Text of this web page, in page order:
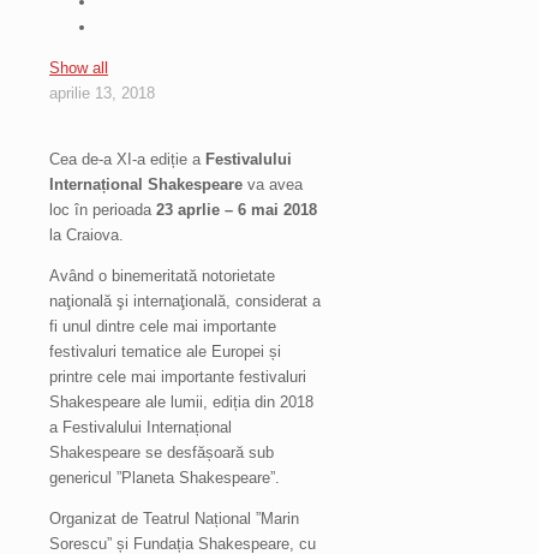
Show all
aprilie 13, 2018
Cea de-a XI-a ediție a Festivalului
Internațional Shakespeare va avea
loc în perioada 23 aprlie – 6 mai 2018
la Craiova.
Având o binemeritată notorietate
naţională şi internaţională, considerat a
fi unul dintre cele mai importante
festivaluri tematice ale Europei și
printre cele mai importante festivaluri
Shakespeare ale lumii, ediția din 2018
a Festivalului Internațional
Shakespeare se desfășoară sub
genericul ”Planeta Shakespeare”.
Organizat de Teatrul Național ”Marin
Sorescu” și Fundația Shakespeare, cu